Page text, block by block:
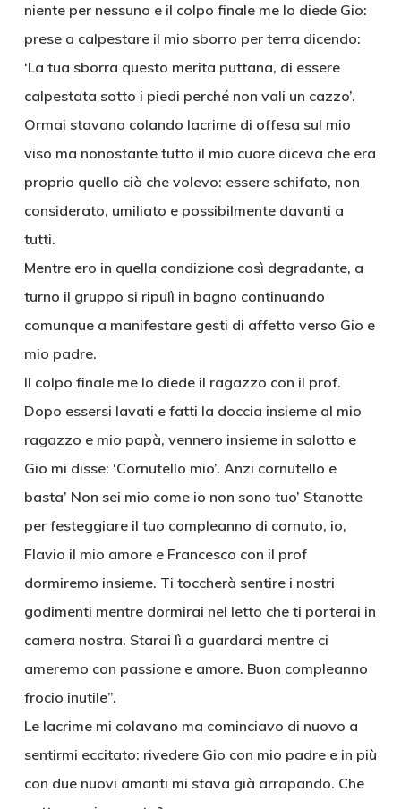
niente per nessuno e il colpo finale me lo diede Gio:
prese a calpestare il mio sborro per terra dicendo:
‘La tua sborra questo merita puttana, di essere
calpestata sotto i piedi perché non vali un cazzo’.
Ormai stavano colando lacrime di offesa sul mio
viso ma nonostante tutto il mio cuore diceva che era
proprio quello ciò che volevo: essere schifato, non
considerato, umiliato e possibilmente davanti a
tutti.
Mentre ero in quella condizione così degradante, a
turno il gruppo si ripulì in bagno continuando
comunque a manifestare gesti di affetto verso Gio e
mio padre.
Il colpo finale me lo diede il ragazzo con il prof.
Dopo essersi lavati e fatti la doccia insieme al mio
ragazzo e mio papà, vennero insieme in salotto e
Gio mi disse: ‘Cornutello mio’. Anzi cornutello e
basta’ Non sei mio come io non sono tuo’ Stanotte
per festeggiare il tuo compleanno di cornuto, io,
Flavio il mio amore e Francesco con il prof
dormiremo insieme. Ti toccherà sentire i nostri
godimenti mentre dormirai nel letto che ti porterai in
camera nostra. Starai lì a guardarci mentre ci
ameremo con passione e amore. Buon compleanno
frocio inutile”.
Le lacrime mi colavano ma cominciavo di nuovo a
sentirmi eccitato: rivedere Gio con mio padre e in più
con due nuovi amanti mi stava già arrapando. Che